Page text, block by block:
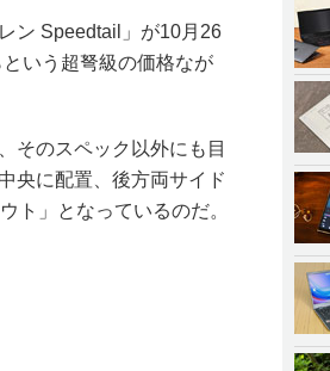
ン Speedtail」が10月26
いう超弩級の価格なが
そのスペック以外にも目
央に配置、後方両サイド
ト」となっているのだ。